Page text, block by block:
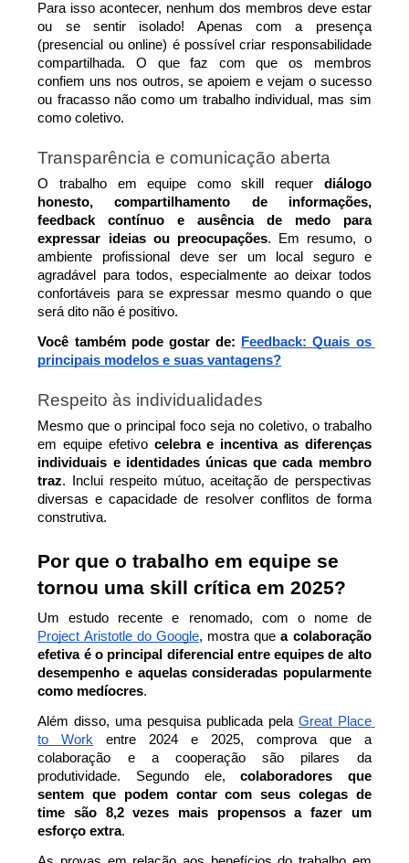
Para isso acontecer, nenhum dos membros deve estar
ou se sentir isolado! Apenas com a presença
(presencial ou online) é possível criar responsabilidade
compartilhada. O que faz com que os membros
confiem uns nos outros, se apoiem e vejam o sucesso
ou fracasso não como um trabalho individual, mas sim
como coletivo.
Transparência e comunicação aberta
O trabalho em equipe como skill requer diálogo
honesto, compartilhamento de informações,
feedback contínuo e ausência de medo para
expressar ideias ou preocupações. Em resumo, o
ambiente profissional deve ser um local seguro e
agradável para todos, especialmente ao deixar todos
confortáveis para se expressar mesmo quando o que
será dito não é positivo.
Você também pode gostar de:
Feedback: Quais os
principais modelos e suas vantagens?
Respeito às individualidades
Mesmo que o principal foco seja no coletivo, o trabalho
em equipe efetivo celebra e incentiva as diferenças
individuais e identidades únicas que cada membro
traz. Inclui respeito mútuo, aceitação de perspectivas
diversas e capacidade de resolver conflitos de forma
construtiva.
Por que o trabalho em equipe se
tornou uma skill crítica em 2025?
Um estudo recente e renomado, com o nome de
Project Aristotle do Google, mostra que a colaboração
efetiva é o principal diferencial entre equipes de alto
desempenho e aquelas consideradas popularmente
como medíocres.
Além disso, uma pesquisa publicada pela Great Place
to Work entre 2024 e 2025, comprova que a
colaboração e a cooperação são pilares da
produtividade. Segundo ele, colaboradores que
sentem que podem contar com seus colegas de
time são 8,2 vezes mais propensos a fazer um
esforço extra.